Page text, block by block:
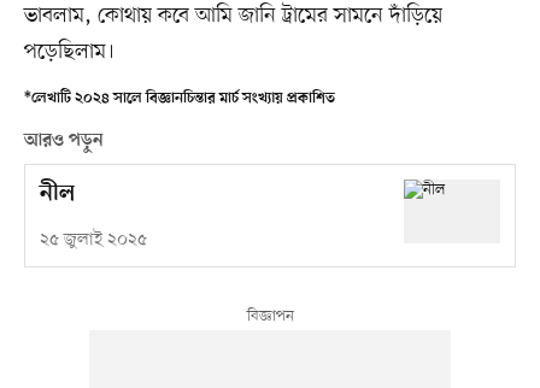
ভাবলাম, কোথায় কবে আমি জানি ট্রামের সামনে দাঁড়িয়ে
পড়েছিলাম।
*লেখাটি ২০২৪ সালে বিজ্ঞানচিন্তার মার্চ সংখ্যায় প্রকাশিত
আরও পড়ুন
নীল
২৫ জুলাই ২০২৫